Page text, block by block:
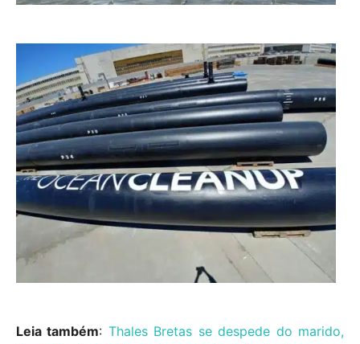
Leia também: Thales Bretas se despede do marido,